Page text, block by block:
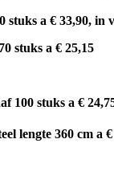
stuks a € 33,90, in
stuks a € 25,15
100 stuks a €
lengte 360 cm a €